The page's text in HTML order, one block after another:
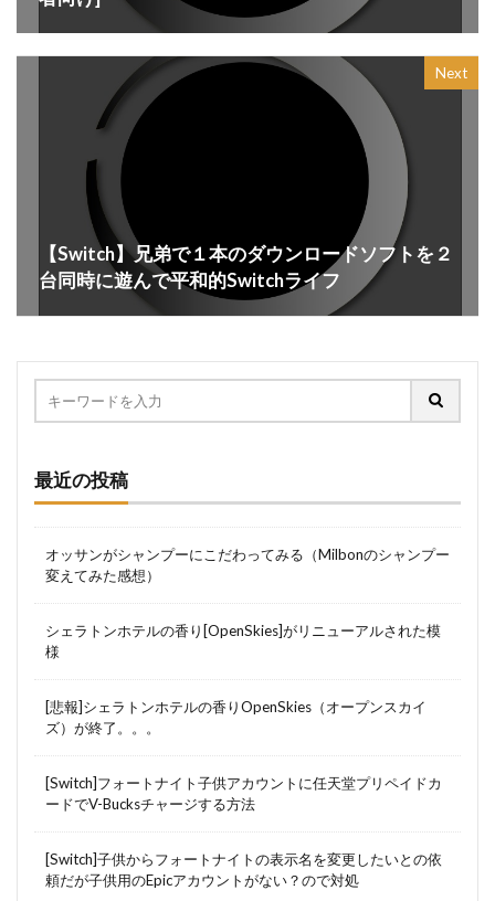
Next
【Switch】兄弟で１本のダウンロードソフトを２
台同時に遊んで平和的Switchライフ
最近の投稿
オッサンがシャンプーにこだわってみる（Milbonのシャンプー
変えてみた感想）
シェラトンホテルの香り[OpenSkies]がリニューアルされた模
様
[悲報]シェラトンホテルの香りOpenSkies（オープンスカイ
ズ）が終了。。。
[Switch]フォートナイト子供アカウントに任天堂プリペイドカ
ードでV-Bucksチャージする方法
[Switch]子供からフォートナイトの表示名を変更したいとの依
頼だが子供用のEpicアカウントがない？ので対処